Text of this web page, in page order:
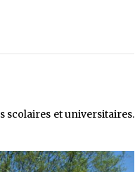
scolaires et universitaires.